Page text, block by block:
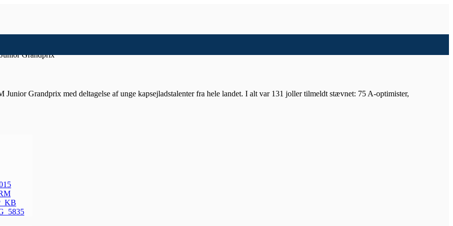
Grandprix
Grandprix med deltagelse af unge kapsejladstalenter fra hele landet. I alt var 131 joller tilmeldt stævnet: 75 A-optimister,